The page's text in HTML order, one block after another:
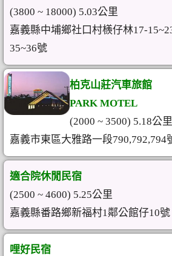
(3800 ~ 18000) 5.03公里
嘉義縣中埔鄉社口村檨仔林17-
35~36號
柏克山莊汽車旅館
PARK MOTEL
(2000 ~ 3500) 5.18公里
嘉義市東區大雅路一段790,792,794
適合院休閒民宿
(2500 ~ 4600) 5.25公里
嘉義縣番路鄉新福村1鄰公館仔10號
哩好民宿